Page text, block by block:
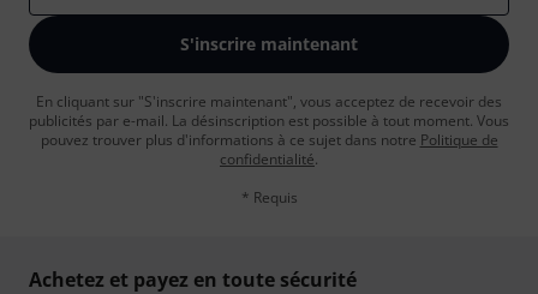
S'inscrire maintenant
En cliquant sur "S'inscrire maintenant", vous acceptez de recevoir des
publicités par e-mail. La désinscription est possible à tout moment. Vous
pouvez trouver plus d'informations à ce sujet dans notre Politique de
confidentialité.
* Requis
Achetez et payez en toute sécurité